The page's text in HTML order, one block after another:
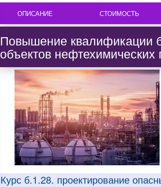
ОПИСАНИЕ СТОИМОСТЬ
Повышение квалификации
объектов нефтехимических
Курс б.1.28. проектирование